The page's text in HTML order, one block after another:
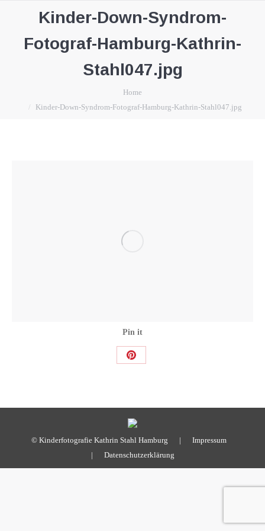
Kinder-Down-Syndrom-
Fotograf-Hamburg-Kathrin-
Stahl047.jpg
Home
Kinder-Down-Syndrom-Fotograf-Hamburg-Kathrin-Stahl047.jpg
Pin it
Share
© Kinderfotografie Kathrin Stahl Hamburg | Impressum
| Datenschutzerklärung